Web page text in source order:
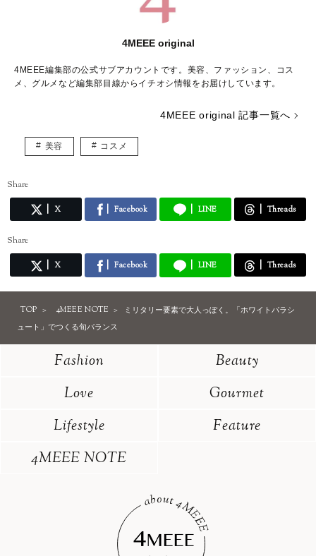
4MEEE original
4MEEE編集部の公式サブアカウントです。美容、ファッション、コス
メ、グルメなど編集部目線からイチオシ情報をお届けしています。
4MEEE original 記事一覧へ
美容 コスメ
Share
X Facebook LINE Threads
Share
X Facebook LINE Threads
TOP 4MEEE NOTE
ミリタリー要素で大人っぽく。「ホワイトパラシ
ュート」でつくる旬バランス
Fashion
Beauty
Love
Gourmet
Lifestyle
Feature
4MEEE NOTE